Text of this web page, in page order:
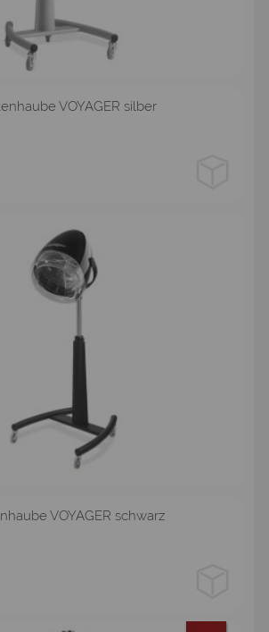
Stativ Wandarm
VOYAGER silber
Stativ Wandarm
VOYAGER schwarz